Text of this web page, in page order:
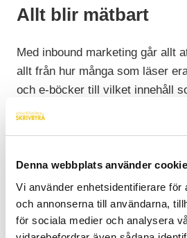
Denna webbplats använder
Vi använder enhetsidentifierare för
och annonserna till användarna,
för sociala medier och analysera
Allt blir mätbart
Med inbound marketing går allt
allt från hur många som läser
och e-böcker till vilket innehåll
Förutom att det ger bättre
som fungerar blir det också
marketing är det lättare att
brukar resultera i bättre
innehållsproduktion.